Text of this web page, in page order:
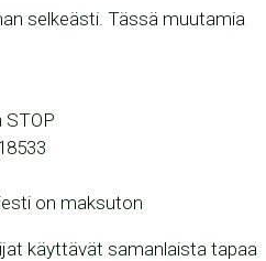
selkeästi. Tässä muutamia
on maksuton
käyttävät samanlaista tapaa